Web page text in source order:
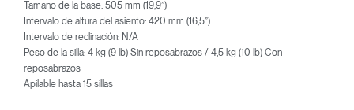
Tamaño de la base: 505 mm (19,9”)
Intervalo de altura del asiento: 420 mm (16,5”)
Intervalo de reclinación: N/A
Peso de la silla: 4 kg (9 lb) Sin reposabrazos / 4,5 kg (10 lb) Con
reposabrazos
Apilable hasta 15 sillas